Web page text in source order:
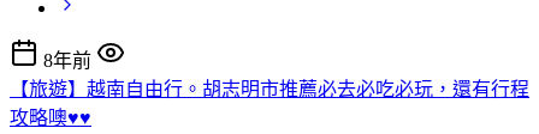
8年前
【旅遊】越南自由行。胡志明市推薦必去必吃必玩，還有行程
攻略噢♥♥